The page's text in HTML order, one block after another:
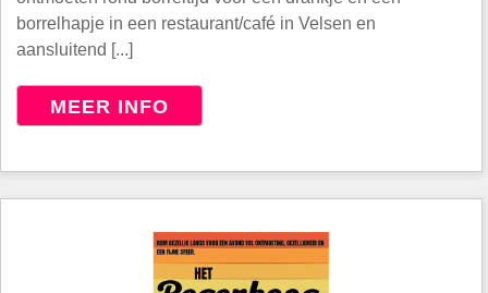
borrelhapje in een restaurant/café in Velsen en
aansluitend [...]
MEER INFO